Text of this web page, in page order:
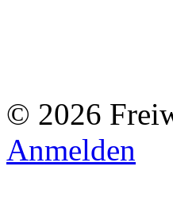
© 2026
Anmelden